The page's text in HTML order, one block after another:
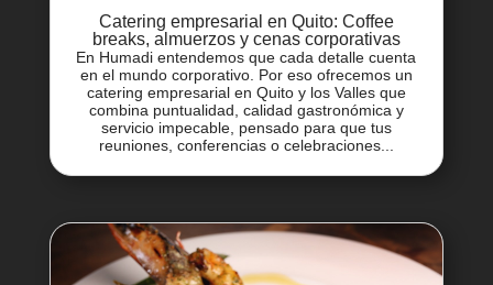
Catering empresarial en Quito: Coffee
breaks, almuerzos y cenas corporativas
En Humadi entendemos que cada detalle cuenta
en el mundo corporativo. Por eso ofrecemos un
catering empresarial en Quito y los Valles que
combina puntualidad, calidad gastronómica y
servicio impecable, pensado para que tus
reuniones, conferencias o celebraciones...